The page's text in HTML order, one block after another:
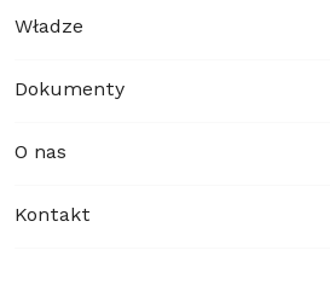
Władze
Dokumenty
O nas
Kontakt